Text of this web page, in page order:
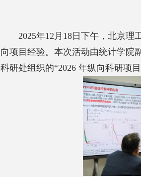
2025年12月18日下午，北京理
向项目经验。本次活动由统计学院
科研处组织的“2026 年纵向科研项